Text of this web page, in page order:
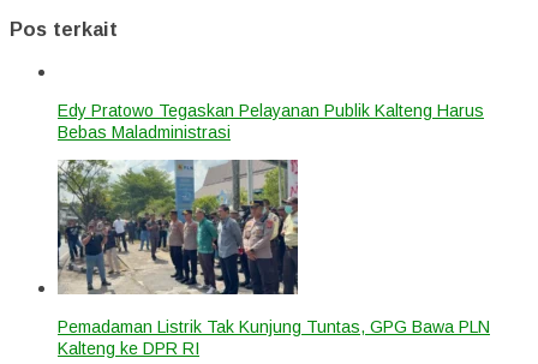
Pos terkait
Edy Pratowo Tegaskan Pelayanan Publik Kalteng Harus
Bebas Maladministrasi
Pemadaman Listrik Tak Kunjung Tuntas, GPG Bawa PLN
Kalteng ke DPR RI